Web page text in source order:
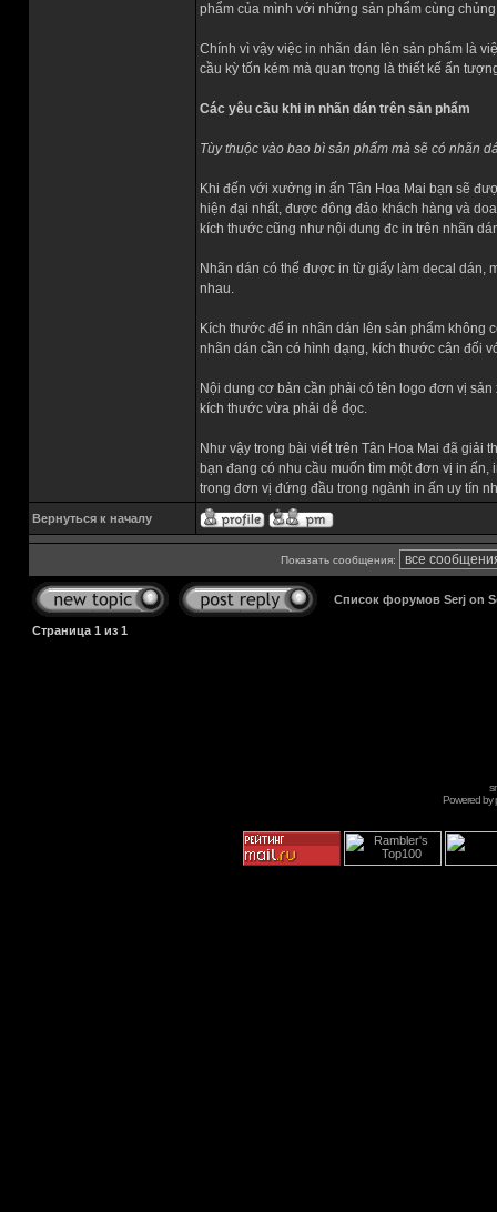
phẩm của mình với những sản phẩm cùng
Chính vì vậy việc in nhãn dán lên sản phẩm là
cầu kỳ tốn kém mà quan trọng là thiết kế ấn
Các yêu cầu khi in nhãn dán trên sản phẩm
Tùy thuộc vào bao bì sản phẩm mà sẽ có nhãn
Khi đến với xưởng in ấn Tân Hoa Mai bạn sẽ
hiện đại nhất, được đông đảo khách hàng và
kích thước cũng như nội dung đc in trên nhãn
Nhãn dán có thể được in từ giấy làm decal
nhau.
Kích thước để in nhãn dán lên sản phẩm không
nhãn dán cần có hình dạng, kích thước cân đối
Nội dung cơ bản cần phải có tên logo đơn vị
kích thước vừa phải dễ đọc.
Như vậy trong bài viết trên Tân Hoa Mai đã
bạn đang có nhu cầu muốn tìm một đơn vị in
trong đơn vị đứng đầu trong ngành in ấn uy tín
Вернуться к началу
Показать сообщения:
Список форумов Serj on
Страница 1 из 1
Powered by